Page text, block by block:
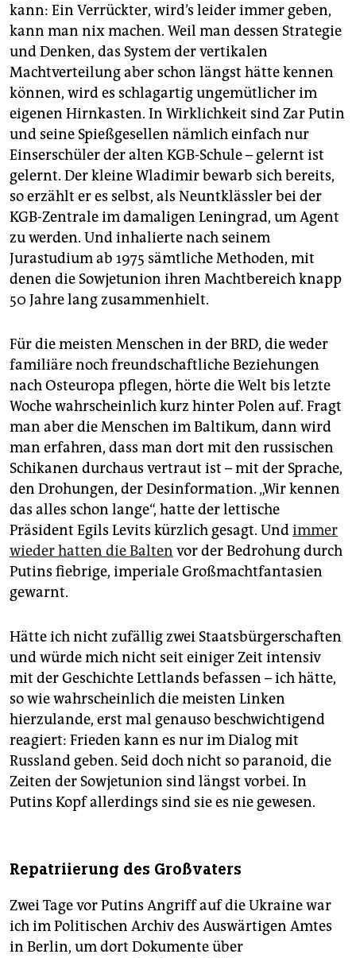
kann: Ein Verrückter, wird’s leider immer geben,
kann man nix machen. Weil man dessen Strategie
und Denken, das System der vertikalen
Machtverteilung aber schon längst hätte kennen
können, wird es schlagartig ungemütlicher im
eigenen Hirnkasten. In Wirklichkeit sind Zar Putin
und seine Spießgesellen nämlich einfach nur
Einserschüler der alten KGB-Schule – gelernt ist
gelernt. Der kleine Wladimir bewarb sich bereits,
so erzählt er es selbst, als Neuntklässler bei der
KGB-Zentrale im damaligen Leningrad, um Agent
zu werden. Und inhalierte nach seinem
Jurastudium ab 1975 sämtliche Methoden, mit
denen die Sowjetunion ihren Machtbereich knapp
50 Jahre lang zusammenhielt.
Für die meisten Menschen in der BRD, die weder
familiäre noch freundschaftliche Beziehungen
nach Osteuropa pflegen, hörte die Welt bis letzte
Woche wahrscheinlich kurz hinter Polen auf. Fragt
man aber die Menschen im Baltikum, dann wird
man erfahren, dass man dort mit den russischen
Schikanen durchaus vertraut ist – mit der Sprache,
den Drohungen, der Desinformation. „Wir kennen
das alles schon lange“, hatte der lettische
Präsident Egils Levits kürzlich gesagt. Undimmer
wieder hatten die Balten vor der Bedrohung durch
Putins fiebrige, imperiale Großmachtfantasien
gewarnt.
Hätte ich nicht zufällig zwei Staatsbürgerschaften
und würde mich nicht seit einiger Zeit intensiv
mit der Geschichte Lettlands befassen – ich hätte,
so wie wahrscheinlich die meisten Linken
hierzulande, erst mal genauso beschwichtigend
reagiert: Frieden kann es nur im Dialog mit
Russland geben. Seid doch nicht so paranoid, die
Zeiten der Sowjetunion sind längst vorbei. In
Putins Kopf allerdings sind sie es nie gewesen.
Repatriierung des Großvaters
Zwei Tage vor Putins Angriff auf die Ukraine war
ich im Politischen Archiv des Auswärtigen Amtes
in Berlin, um dort Dokumente über